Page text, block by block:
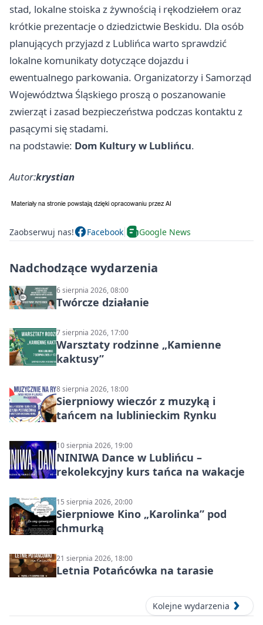
stad, lokalne stoiska z żywnością i rękodziełem oraz
krótkie prezentacje o dziedzictwie Beskidu. Dla osób
planujących przyjazd z Lublińca warto sprawdzić
lokalne komunikaty dotyczące dojazdu i
ewentualnego parkowania. Organizatorzy i Samorząd
Województwa Śląskiego proszą o poszanowanie
zwierząt i zasad bezpieczeństwa podczas kontaktu z
pasącymi się stadami.
na podstawie: Dom Kultury w Lublińcu.
Autor:krystian
Zaobserwuj nas! Facebook Google News
Nadchodzące wydarzenia
6 sierpnia 2026, 08:00
Twórcze działanie
7 sierpnia 2026, 17:00
Warsztaty rodzinne „Kamienne
kaktusy”
8 sierpnia 2026, 18:00
Sierpniowy wieczór z muzyką i
tańcem na lublinieckim Rynku
10 sierpnia 2026, 19:00
NINIWA Dance w Lublińcu –
rekolekcyjny kurs tańca na wakacje
15 sierpnia 2026, 20:00
Sierpniowe Kino „Karolinka” pod
chmurką
21 sierpnia 2026, 18:00
Letnia Potańcówka na tarasie
Kolejne wydarzenia